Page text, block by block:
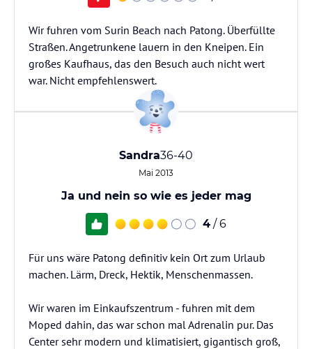
Wir fuhren vom Surin Beach nach Patong. Überfüllte
Straßen. Angetrunkene lauern in den Kneipen. Ein
großes Kaufhaus, das den Besuch auch nicht wert
war. Nicht empfehlenswert.
Sandra36-40
Mai 2013
Ja und nein so wie es jeder mag
4 / 6
Für uns wäre Patong definitiv kein Ort zum Urlaub
machen. Lärm, Dreck, Hektik, Menschenmassen.
Wir waren im Einkaufszentrum - fuhren mit dem
Moped dahin, das war schon mal Adrenalin pur. Das
Center sehr modern und klimatisiert, gigantisch groß,